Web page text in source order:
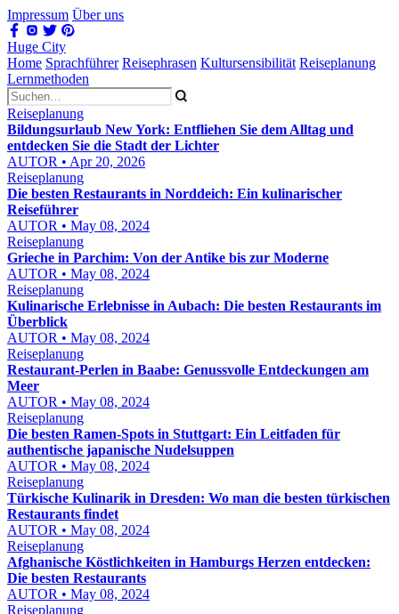
Impressum Über uns
Huge City
Home Sprachführer Reisephrasen Kultursensibilität Reiseplanung
Lernmethoden
Reiseplanung
Bildungsurlaub New York: Entfliehen Sie dem Alltag und
entdecken Sie die Stadt der Lichter
AUTOR • Apr 20, 2026
Reiseplanung
Die besten Restaurants in Norddeich: Ein kulinarischer
Reiseführer
AUTOR • May 08, 2024
Reiseplanung
Grieche in Parchim: Von der Antike bis zur Moderne
AUTOR • May 08, 2024
Reiseplanung
Kulinarische Erlebnisse in Aubach: Die besten Restaurants im
Überblick
AUTOR • May 08, 2024
Reiseplanung
Restaurant-Perlen in Baabe: Genussvolle Entdeckungen am
Meer
AUTOR • May 08, 2024
Reiseplanung
Die besten Ramen-Spots in Stuttgart: Ein Leitfaden für
authentische japanische Nudelsuppen
AUTOR • May 08, 2024
Reiseplanung
Türkische Kulinarik in Dresden: Wo man die besten türkischen
Restaurants findet
AUTOR • May 08, 2024
Reiseplanung
Afghanische Köstlichkeiten in Hamburgs Herzen entdecken:
Die besten Restaurants
AUTOR • May 08, 2024
Reiseplanung